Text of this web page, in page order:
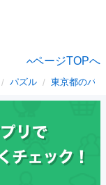
ページTOPへ
パズル 東京都のパ